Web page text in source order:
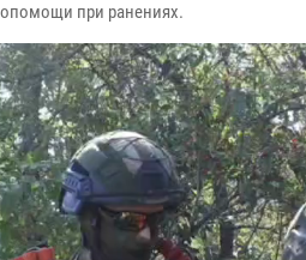
при ранениях.